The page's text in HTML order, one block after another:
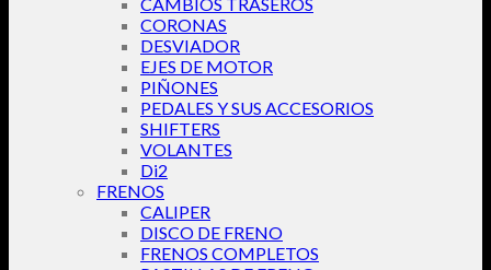
CORONAS
DESVIADOR
EJES DE MOTOR
PIÑONES
PEDALES Y SUS ACCESORIOS
SHIFTERS
VOLANTES
Di2
FRENOS
CALIPER
DISCO DE FRENO
FRENOS COMPLETOS